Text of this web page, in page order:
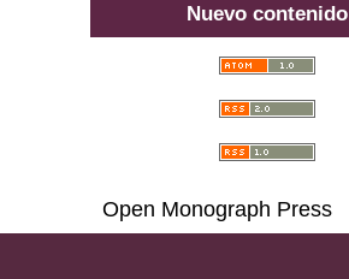
Nuevo contenido
Open Monograph Press